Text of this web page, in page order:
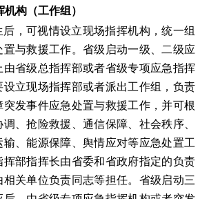
机构（工作组）
后，可视情设立现场指挥机构，统一组
与救援工作。省级启动一级、二级应
由省级总指挥部或者省级专项应急指挥
立现场指挥部或者派出工作组，负责
发事件应急处置与救援工作，并可根
、抢险救援、通信保障、社会秩序、
输、能源保障、舆情应对等应急处置工
部指挥长由省委和省政府指定的负责
相关单位负责同志等担任。省级启动三